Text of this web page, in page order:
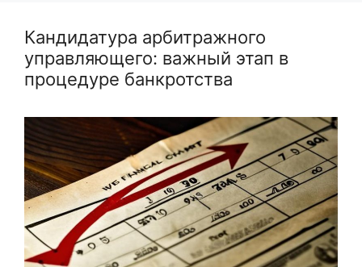
Кандидатура арбитражного
управляющего: важный этап в
процедуре банкротства